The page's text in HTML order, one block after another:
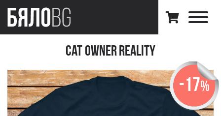
Cat Owner Reality
-17%